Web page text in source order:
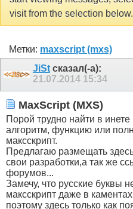
visit from the selection below.
Метки: maxscript (mxs)
JiSt сказал(-а):
21.07.2014 15:34
MaxScript (MXS)
Порой трудно найти в
алгоритм, функцию или
максскрипт.
Предлагаю размещать
свои разработки,а так же
форумов...
Замечу, что русские буквы
максскрипт даже в каментах
поэтому здесь только как